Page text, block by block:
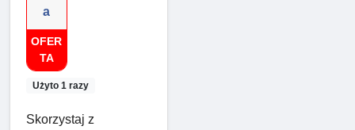
a
OFER
TA
Użyto 1 razy
Skorzystaj z